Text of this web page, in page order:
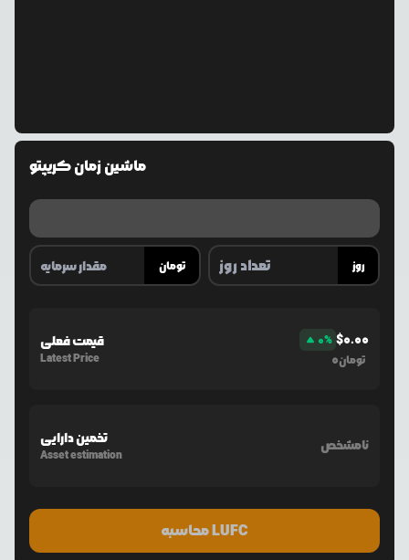
ماشین زمان کریپتو
تومان روز
قیمت فعلی
Latest Price
0% $0.00
0تومان
تخمین دارایی
Asset estimation
نامشخص
محاسبه LUFC